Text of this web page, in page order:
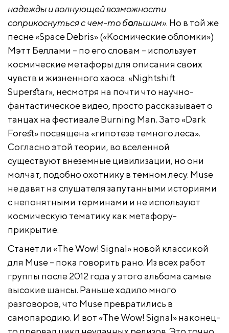
надежды и волнующей возможности
соприкоснуться с чем-то большим». Но в той же
песне «Space Debris» («Космические обломки»)
Мэтт Беллами – по его словам – использует
космические метафоры для описания своих
чувств и жизненного хаоса. «Nightshift
Superstar», несмотря на почти что научно-
фантастическое видео, просто рассказывает о
танцах на фестивале Burning Man. Зато «Dark
Forest» посвящена «гипотезе темного леса».
Согласно этой теории, во вселенной
существуют внеземные цивилизации, но они
молчат, подобно охотнику в темном лесу. Muse
не давят на слушателя запутанными историями
с непонятными терминами и не используют
космическую тематику как метафору-
прикрытие.
Станет ли «The Wow! Signal» новой классикой
для Muse – пока говорить рано. Из всех работ
группы после 2012 года у этого альбома самые
высокие шансы. Раньше ходило много
разговоров, что Muse превратились в
самопародию. И вот «The Wow! Signal» наконец-